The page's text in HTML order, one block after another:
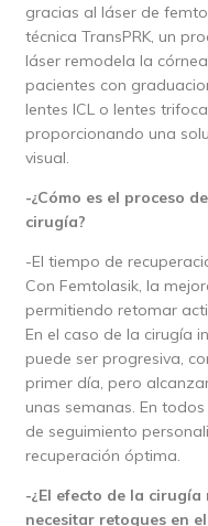
gracias al láser de
técnica TransPRK, un
láser remodela la
pacientes con
lentes ICL o lentes
proporcionando una
visual.
-¿Cómo es el proceso
cirugía?
-El tiempo de
Con Femtolasik, la
permitiendo retomar
En el caso de la cirugía
puede ser progresiva,
primer día, pero
unas semanas. En
de seguimiento
recuperación óptima.
-¿El efecto de la
necesitar retoques en